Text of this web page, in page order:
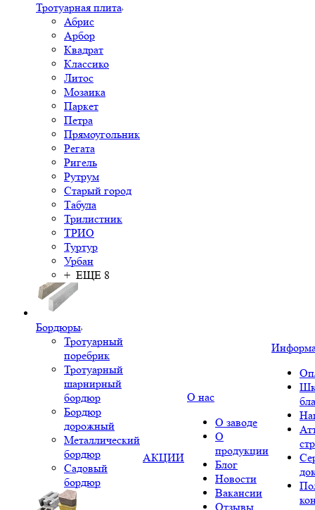
Тротуарная плита
Абрис
Арбор
Квадрат
Классико
Литос
Мозаика
Паркет
Петра
Прямоугольник
Регата
Ригель
Рутрум
Старый город
Табула
Трилистник
ТРИО
Туртур
Урбан
+ ЕЩЕ 8
Бордюры
Тротуарный
поребрик
Тротуарный
шарнирный
бордюр
Бордюр
дорожный
Металлический
бордюр
Садовый
бордюр
АКЦИИ
О нас
О заводе
О
продукции
Блог
Новости
Вакансии
Отзывы